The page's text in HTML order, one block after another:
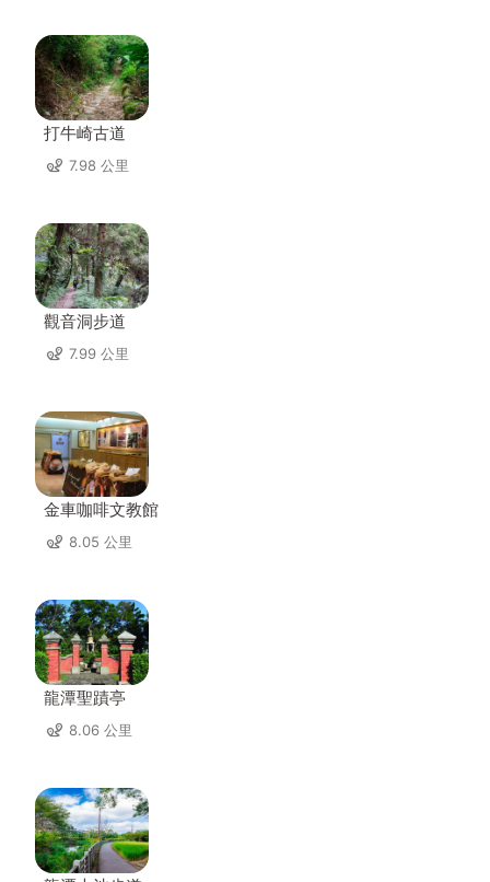
打牛崎古道
7.98 公里
觀音洞步道
7.99 公里
金車咖啡文教館
8.05 公里
龍潭聖蹟亭
8.06 公里